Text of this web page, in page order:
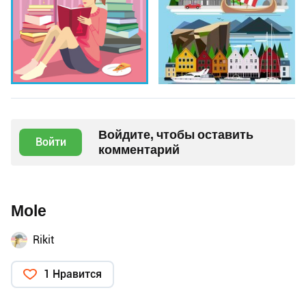
Войти
Войдите, чтобы оставить
комментарий
Mole
Rikit
1 Нравится